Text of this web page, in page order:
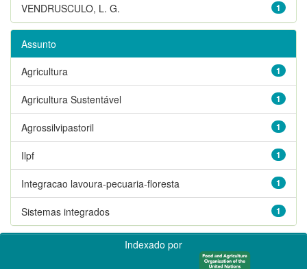
1
VENDRUSCULO, L. G.
Assunto
1
Agricultura
1
Agricultura Sustentável
1
Agrossilvipastoril
1
Ilpf
1
Integracao lavoura-pecuaria-floresta
1
Sistemas integrados
Indexado por